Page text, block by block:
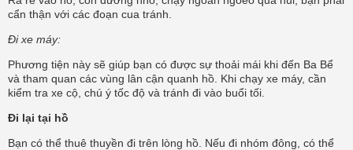
cẩn thận với các đoạn cua tránh.
Đi xe máy:
Phương tiện này sẽ giúp bạn có được sự thoải mái khi đến Ba Bể
và tham quan các vùng lân cận quanh hồ. Khi chạy xe máy, cần
kiểm tra xe cộ, chú ý tốc độ và tránh đi vào buổi tối.
Đi lại tại hồ
Bạn có thể thuê thuyền đi trên lòng hồ. Nếu đi nhóm đông, có thể